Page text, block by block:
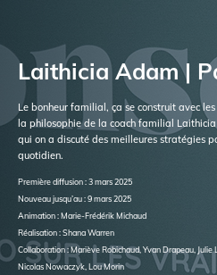
Laithicia Adam |
Le bonheur familial, ça se construit avec
la philosophie de la coach familial
qui on a discuté des meilleures stratégies
quotidien.
Première diffusion : 3 mars 2025
Nouveau jusqu’au : 9 mars 2025
Animation : Marie-Frédérik Michaud
Réalisation : Shana Warren
Collaboration : Mariève Robichaud, Yvan Drapeau, Julie
Nicolas Nowaczyk, Lou Morin